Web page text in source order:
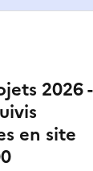
2026 -
en site